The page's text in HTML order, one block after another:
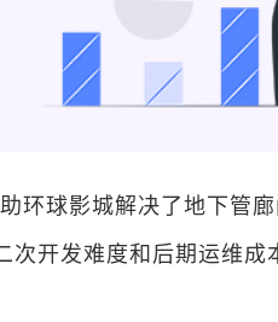
环球影城解决了地下管
次开发难度和后期运维